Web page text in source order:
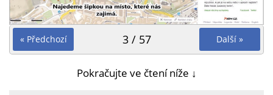
« Předchozí Další »
3 / 57
Pokračujte ve čtení níže ↓